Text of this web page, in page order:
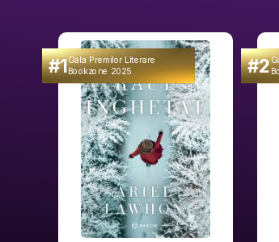
#1Gala Premilor Literare
Bookzone 2025 #2